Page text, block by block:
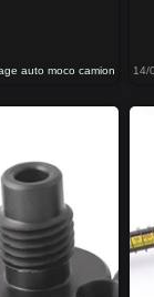
auto moco camion 14/